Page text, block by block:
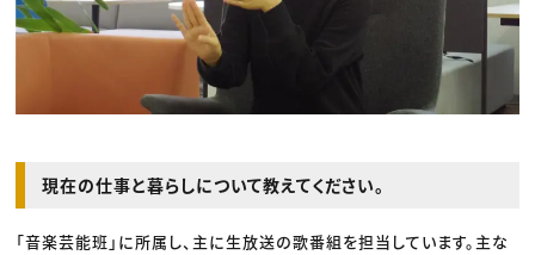
現在の仕事と暮らしについて教えてください。
「音楽芸能班」に所属し、主に生放送の歌番組を担当しています。主な